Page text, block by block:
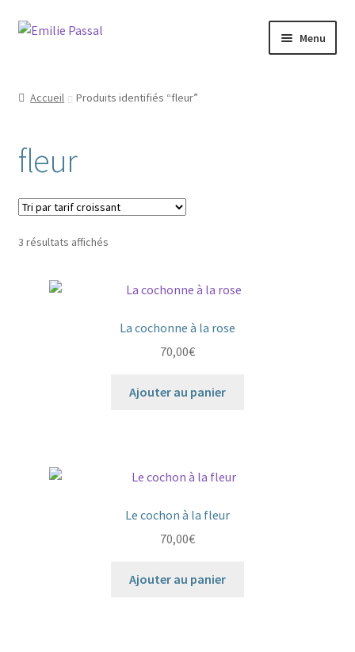
Aller
Aller
Menu
Blog
La ménagerie
Cours et stages
Sur mesure
Accueil Produits identifiés “fleur”
fleur
3 résultats affichésTrié
croissant
La cochonne à la rose
70,00€
Ajouter au panier
Le cochon à la fleur
70,00€
Ajouter au panier